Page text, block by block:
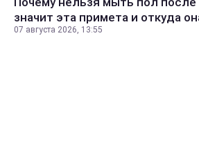
значит эта примета и откуда
07 августа 2026, 13:55